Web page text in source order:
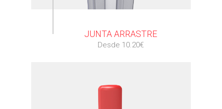
JUNTA ARRASTRE
Desde 10.20€